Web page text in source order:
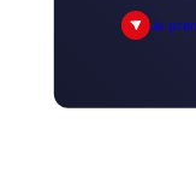
Je